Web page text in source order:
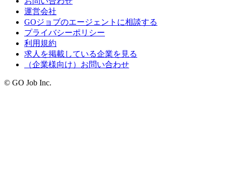
運営会社
GOジョブのエージェントに相談する
プライバシーポリシー
利用規約
求人を掲載している企業を見る
（企業様向け）お問い合わせ
© GO Job Inc.